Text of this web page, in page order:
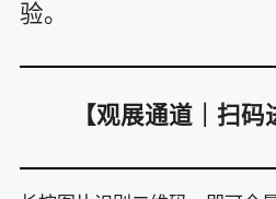
验。
【观展通道｜扫码